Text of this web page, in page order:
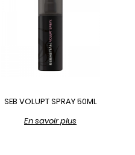
SEB VOLUPT SPRAY 50ML
En savoir plus